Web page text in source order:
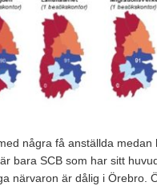
några få anställda medan
bara SCB som har sitt
närvaron är dålig i Örebro.